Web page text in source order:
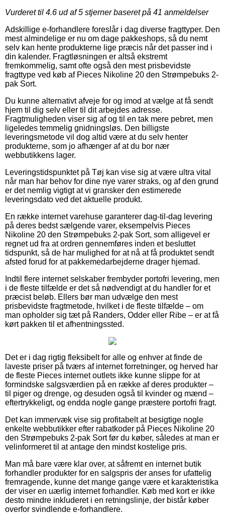
Vurderet til 4.6 ud af 5 stjerner baseret på 41 anmeldelser
Adskillige e-forhandlere foreslår i dag diverse fragttyper. Den
mest almindelige er nu om dage pakkeshops, så du nemt
selv kan hente produkterne lige præcis når det passer ind i
din kalender. Fragtløsningen er altså ekstremt
fremkommelig, samt ofte også den mest prisbevidste
fragttype ved køb af Pieces Nikoline 20 den Strømpebuks 2-
pak Sort.
Du kunne alternativt afveje for og imod at vælge at få sendt
hjem til dig selv eller til dit arbejdes adresse.
Fragtmuligheden viser sig af og til en tak mere pebret, men
ligeledes temmelig gnidningsløs. Den billigste
leveringsmetode vil dog altid være at du selv henter
produkterne, som jo afhænger af at du bor nær
webbutikkens lager.
Leveringstidspunktet på Tøj kan vise sig at være ultra vital
når man har behov for dine nye varer straks, og af den grund
er det nemlig vigtigt at vi gransker den estimerede
leveringsdato ved det aktuelle produkt.
En række internet varehuse garanterer dag-til-dag levering
på deres bedst sælgende varer, eksempelvis Pieces
Nikoline 20 den Strømpebuks 2-pak Sort, som alligevel er
regnet ud fra at ordren gennemføres inden et besluttet
tidspunkt, så de har mulighed for at nå at få produktet sendt
afsted forud for at pakkemedarbejderne drager hjemad.
Indtil flere internet selskaber frembyder portofri levering, men
i de fleste tilfælde er det så nødvendigt at du handler for et
præcist beløb. Ellers bør man udvælge den mest
prisbevidste fragtmetode, hvilket i de fleste tilfælde – om
man opholder sig tæt på Randers, Odder eller Ribe – er at få
kørt pakken til et afhentningssted.
Det er i dag rigtig fleksibelt for alle og enhver at finde de
laveste priser på tværs af internet forretninger, og herved har
de fleste Pieces internet outlets ikke kunne slippe for at
formindske salgsværdien på en række af deres produkter –
til piger og drenge, og desuden også til kvinder og mænd –
eftertrykkeligt, og endda nogle gange præstere portofri fragt.
Det kan immervæk vise sig profitabelt at besigtige nogle
enkelte webbutikker efter rabatkoder på Pieces Nikoline 20
den Strømpebuks 2-pak Sort før du køber, således at man er
velinformeret til at antage den mindst kostelige pris.
Man må bare være klar over, at såfremt en internet butik
forhandler produkter for en salgspris der anses for ufattelig
fremragende, kunne det mange gange være et karakteristika
der viser en uærlig internet forhandler. Køb med kort er ikke
desto mindre inkluderet i en retningslinje, der bistår køber
overfor svindlende e-forhandlere.